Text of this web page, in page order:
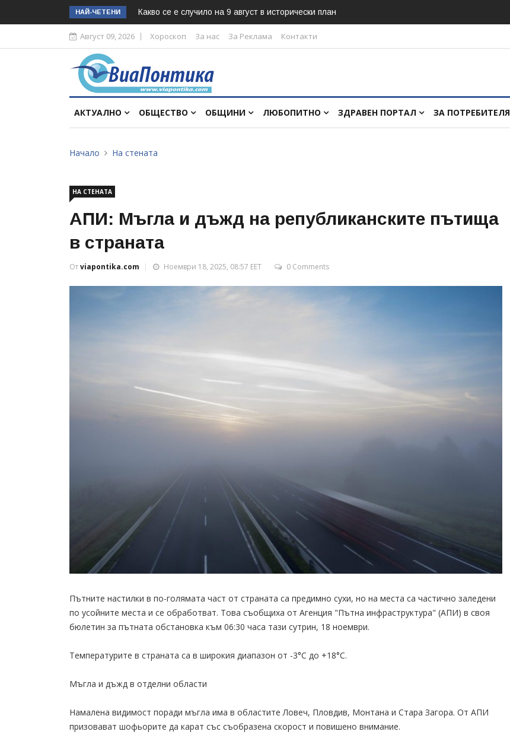
НАЙ-ЧЕТЕНИ Какво се е случило на 9 август в исторически план
Август 09, 2026 Хороскоп За нас За Реклама Контакти
АКТУАЛНО ОБЩЕСТВО ОБЩИНИ ЛЮБОПИТНО ЗДРАВЕН ПОРТАЛ ЗА ПОТРЕБИТЕЛЯ
Начало На стената
НА СТЕНАТА
АПИ: Мъгла и дъжд на републиканските пътища
в страната
Отviapontika.com Ноември 18, 2025, 08:57 EET 0 Comments
Пътните настилки в по-голямата част от страната са предимно сухи, но на места са частично заледени
по усойните места и се обработват. Това съобщиха от Агенция "Пътна инфраструктура" (АПИ) в своя
бюлетин за пътната обстановка към 06:30 часа тази сутрин, 18 ноември.
Температурите в страната са в широкия диапазон от -3°С до +18°С.
Мъгла и дъжд в отделни области
Намалена видимост поради мъгла има в областите Ловеч, Пловдив, Монтана и Стара Загора. От АПИ
призовават шофьорите да карат със съобразена скорост и повишено внимание.